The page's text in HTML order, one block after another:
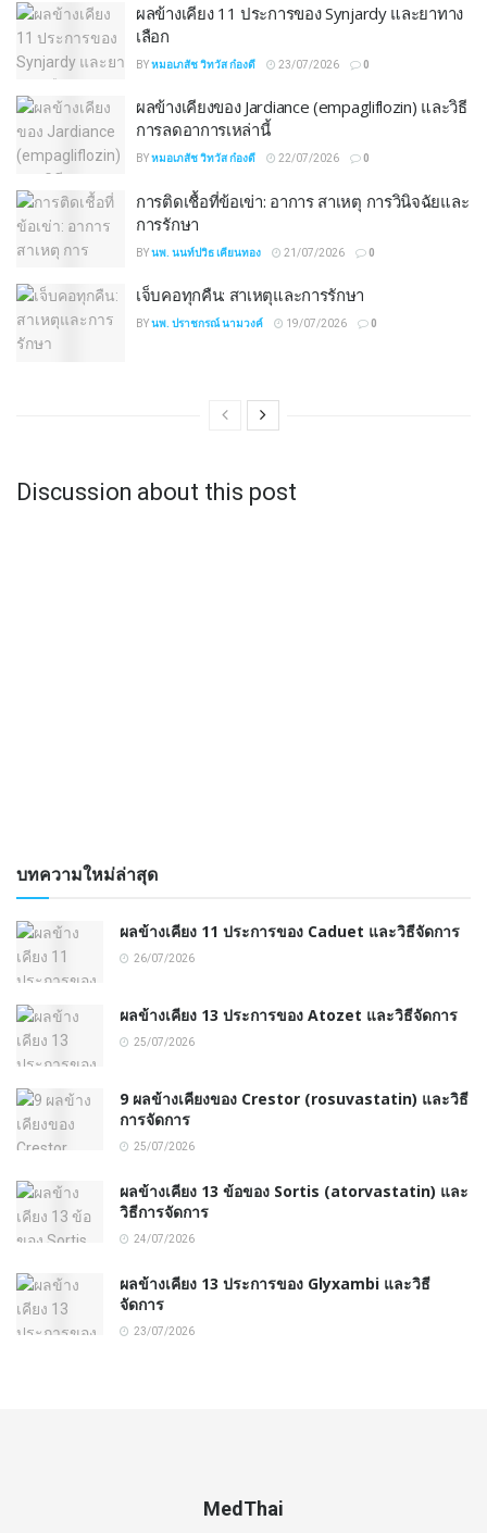
ผลข้างเคียง 11 ประการของ Synjardy และยาทาง
เลือก
BYหมอเภสัช วิทวัส ก๋องดี 23/07/2026 0
ผลข้างเคียงของ Jardiance (empagliflozin) และวิธี
การลดอาการเหล่านี้
BYหมอเภสัช วิทวัส ก๋องดี 22/07/2026 0
การติดเชื้อที่ข้อเข่า: อาการ สาเหตุ การวินิจฉัยและ
การรักษา
BYนพ. นนท์ปวิธ เคียนทอง 21/07/2026 0
เจ็บคอทุกคืน: สาเหตุและการรักษา
BYนพ. ปราชกรณ์ นามวงค์ 19/07/2026 0
Discussion about this post
บทความใหม่ล่าสุด
ผลข้างเคียง 11 ประการของ Caduet และวิธีจัดการ
26/07/2026
ผลข้างเคียง 13 ประการของ Atozet และวิธีจัดการ
25/07/2026
9 ผลข้างเคียงของ Crestor (rosuvastatin) และวิธี
การจัดการ
25/07/2026
ผลข้างเคียง 13 ข้อของ Sortis (atorvastatin) และ
วิธีการจัดการ
24/07/2026
ผลข้างเคียง 13 ประการของ Glyxambi และวิธี
จัดการ
23/07/2026
MedThai